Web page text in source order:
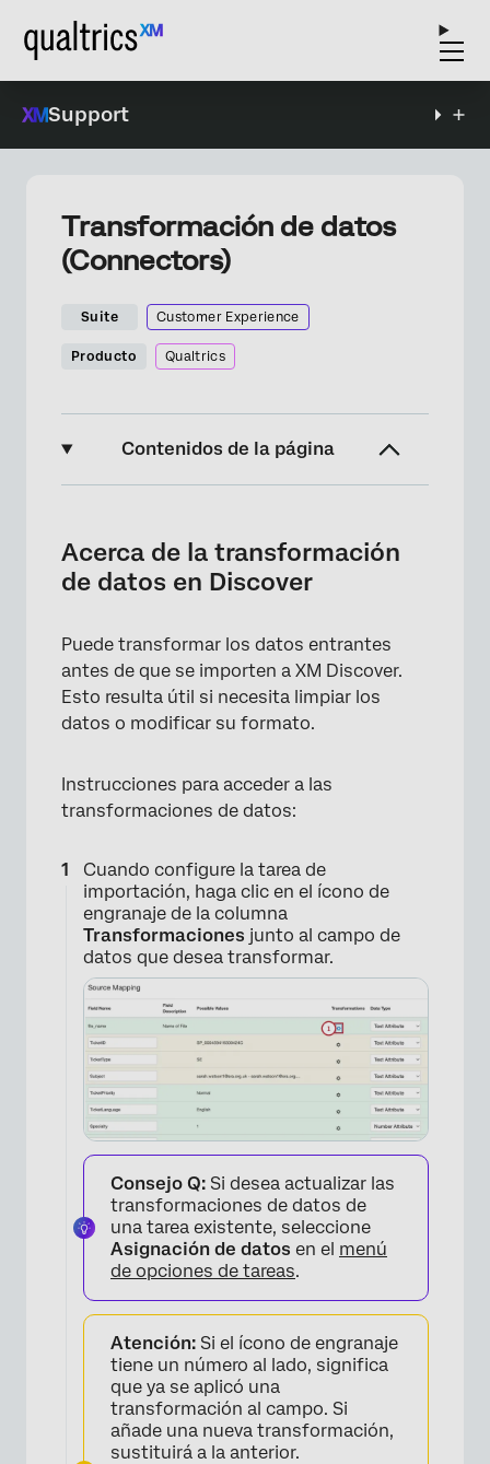
Support
Transformación de datos
(Connectors)
Suite Customer Experience
Producto Qualtrics
Contenidos de la página
Búsqueda dinámica
Reemplazar valor con RegEx
Transformación personalizada
Generación automática de ID naturales
personalizadas
Acerca de la transformación
de datos en Discover
Puede transformar los datos entrantes
antes de que se importen a XM Discover.
Esto resulta útil si necesita limpiar los
datos o modificar su formato.
Instrucciones para acceder a las
transformaciones de datos:
Cuando configure la tarea de
importación, haga clic en el ícono de
engranaje de la columna
Transformaciones junto al campo de
datos que desea transformar.
Consejo Q: Si desea actualizar las
transformaciones de datos de
una tarea existente, seleccione
Asignación de datos en el menú
de opciones de tareas.
Atención: Si el ícono de engranaje
tiene un número al lado, significa
que ya se aplicó una
transformación al campo. Si
añade una nueva transformación,
sustituirá a la anterior.